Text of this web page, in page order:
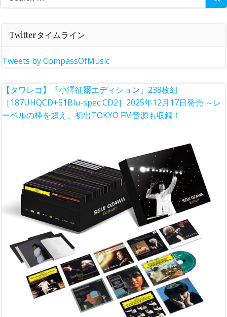
for:
Twitterタイムライン
Tweets by CompassOfMusic
【タワレコ】『小澤征爾エディション』238枚組
［187UHQCD+51Blu-spec CD2］2025年12月17日発売 ～レ
ーベルの枠を超え、初出TOKYO FM音源も収録！